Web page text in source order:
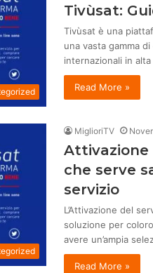
Tivùsat:
Tivùsat è una
una vasta gamma
internazionali in
Read More »
MiglioriTV
che serve
servizio
L’Attivazione del
soluzione per
avere un’ampia
Read More »